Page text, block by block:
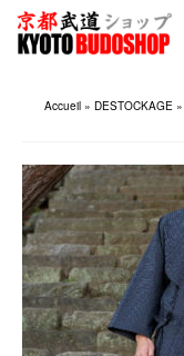
Accueil » DESTOCKAGE »